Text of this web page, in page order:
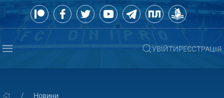
УВІЙТИРЕЄСТРАЦІЯ
Новини